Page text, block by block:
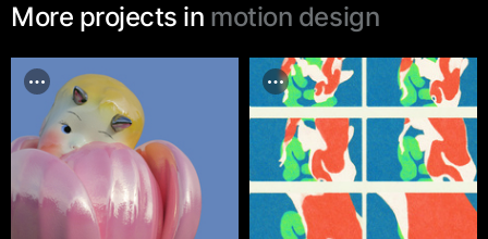
More projects in motion design